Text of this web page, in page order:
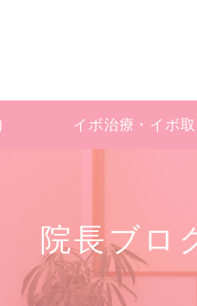
イボ治療・ イボ
院長ブロ